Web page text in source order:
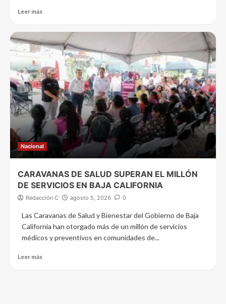
Leer más
Nacional
CARAVANAS DE SALUD SUPERAN EL MILLÓN
DE SERVICIOS EN BAJA CALIFORNIA
Redacción C agosto 5, 2026 0
Las Caravanas de Salud y Bienestar del Gobierno de Baja
California han otorgado más de un millón de servicios
médicos y preventivos en comunidades de...
Leer más